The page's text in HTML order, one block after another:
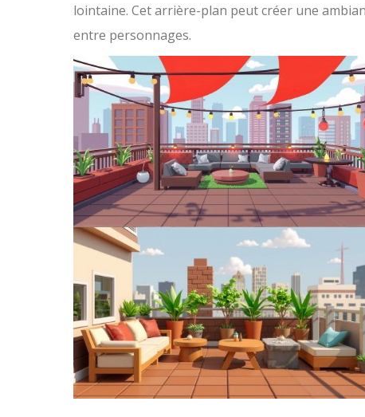
lointaine. Cet arrière-plan peut créer une
entre personnages.